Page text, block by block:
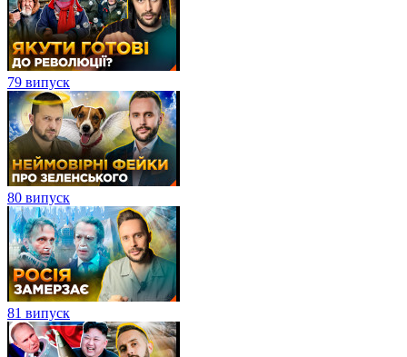
79 випуск
80 випуск
81 випуск